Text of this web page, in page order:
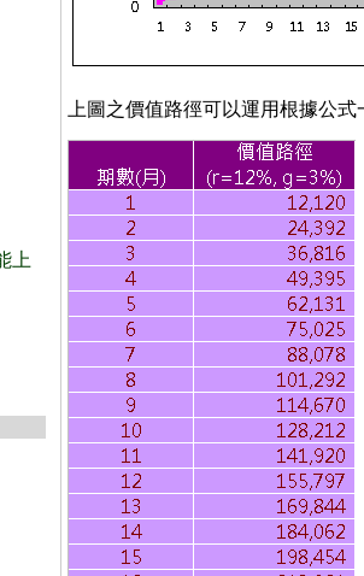
上
上圖之價值路徑可以運用根據公